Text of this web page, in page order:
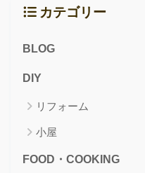
カテゴリー
BLOG
DIY
リフォーム
小屋
FOOD・COOKING